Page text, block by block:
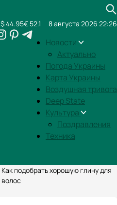
Новости
Актуально
Погода Украины
Карта Украины
Воздушная тривога
Deep State
Культура
Поздравления
Техника
$ 44.95€ 52.1 8 августа 2026 22:26
Как подобрать хорошую глину для
волос